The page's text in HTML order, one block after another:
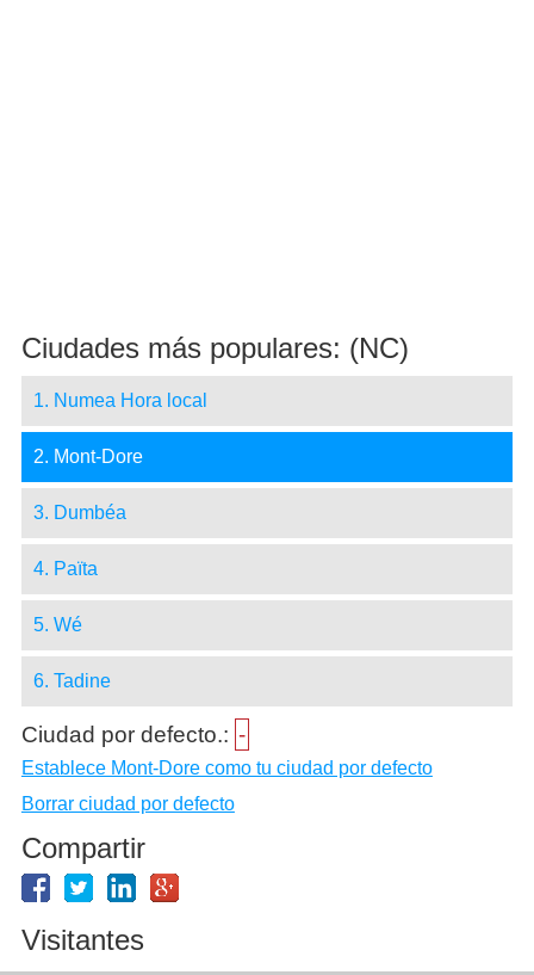
Ciudades más populares: (NC)
1. Numea Hora local
2. Mont-Dore
3. Dumbéa
4. Païta
5. Wé
6. Tadine
Ciudad por defecto.: -
Establece Mont-Dore como tu ciudad por defecto
Borrar ciudad por defecto
Compartir
Visitantes